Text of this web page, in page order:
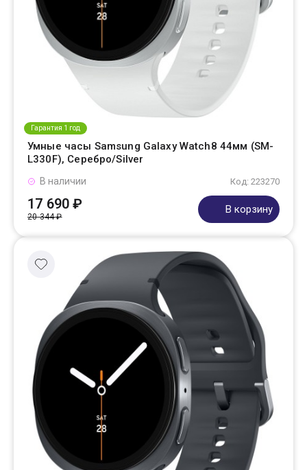
Гарантия 1 год
Умные часы Samsung Galaxy Watch8 44мм (SM-
L330F), Серебро/Silver
Код: 223270
В наличии
17 690 ₽
20 344 ₽
В корзину